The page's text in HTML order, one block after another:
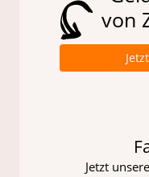
von
Jetzt
Jetzt